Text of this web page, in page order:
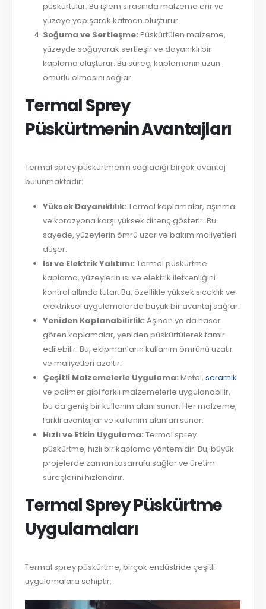
püskürtülür. Bu işlem sırasında malzeme erir ve
yüzeye yapışarak katman oluşturur.
Soğuma ve Sertleşme: Püskürtülen malzeme,
yüzeyde soğuyarak sertleşir ve dayanıklı bir
kaplama oluşturur. Bu süreç, kaplamanın uzun
ömürlü olmasını sağlar.
Termal Sprey
Püskürtmenin Avantajları
Termal sprey püskürtmenin sağladığı birçok avantaj
bulunmaktadır:
Yüksek Dayanıklılık: Termal kaplamalar, aşınma
ve korozyona karşı yüksek direnç gösterir. Bu
sayede, yüzeylerin ömrü uzar ve bakım maliyetleri
düşer.
Isı ve Elektrik Yalıtımı: Termal püskürtme
kaplama, yüzeylerin ısı ve elektrik iletkenliğini
kontrol altında tutar. Bu, özellikle yüksek sıcaklık ve
elektriksel uygulamalarda büyük bir avantaj sağlar.
Yeniden Kaplanabilirlik: Aşınan ya da hasar
gören kaplamalar, yeniden püskürtülerek tamir
edilebilir. Bu, ekipmanların kullanım ömrünü uzatır
ve maliyetleri azaltır.
Çeşitli Malzemelerle Uygulama: Metal, seramik
ve polimer gibi farklı malzemelerle uygulanabilir,
bu da geniş bir kullanım alanı sunar. Her malzeme,
farklı avantajlar ve kullanım alanları sunar.
Hızlı ve Etkin Uygulama: Termal sprey
püskürtme, hızlı bir kaplama yöntemidir. Bu, büyük
projelerde zaman tasarrufu sağlar ve üretim
süreçlerini hızlandırır.
Termal Sprey Püskürtme
Uygulamaları
Termal sprey püskürtme, birçok endüstride çeşitli
uygulamalara sahiptir: